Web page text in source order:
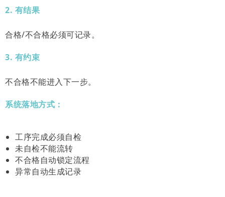
2. 有结果
合格/不合格必须可记录。
3. 有约束
不合格不能进入下一步。
系统落地方式：
工序完成必须自检
未自检不能流转
不合格自动锁定流程
异常自动生成记录